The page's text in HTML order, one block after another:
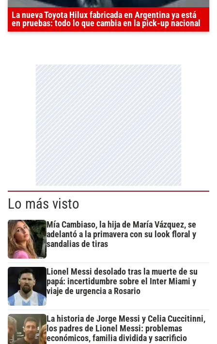
La nueva Toyota Hilux fabricada en Argentina ya está
en pruebas: todo lo que cambia en la pick-up nacional
Lo más visto
Mía Cambiaso, la hija de María Vázquez, se
adelantó a la primavera con su look floral y
sandalias de tiras
Lionel Messi desolado tras la muerte de su
papá: incertidumbre sobre el Inter Miami y
viaje de urgencia a Rosario
La historia de Jorge Messi y Celia Cuccitinni,
los padres de Lionel Messi: problemas
económicos, familia dividida y sacrificio